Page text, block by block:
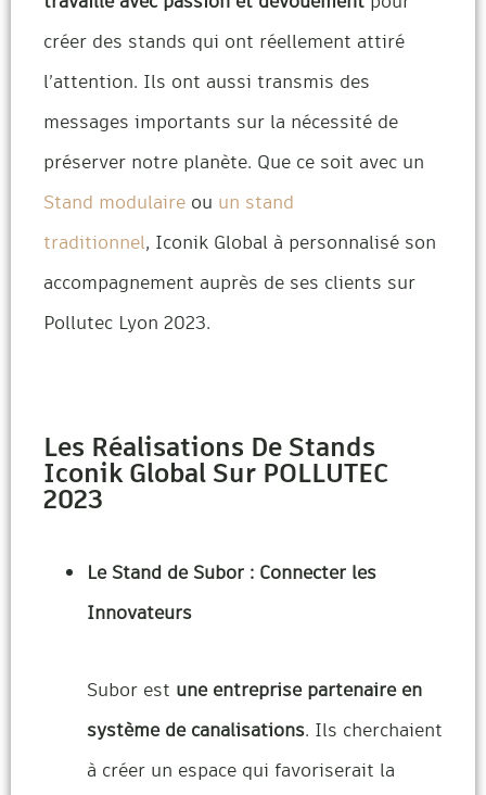
créer des stands qui ont réellement attiré
l’attention. Ils ont aussi transmis des
messages importants sur la nécessité de
préserver notre planète. Que ce soit avec un
Stand modulaire ou un stand
traditionnel, Iconik Global à personnalisé son
accompagnement auprès de ses clients sur
Pollutec Lyon 2023.
Les Réalisations De Stands
Iconik Global Sur POLLUTEC
2023
Le Stand de Subor : Connecter les
Innovateurs
Subor est une entreprise partenaire en
système de canalisations. Ils cherchaient
à créer un espace qui favoriserait la